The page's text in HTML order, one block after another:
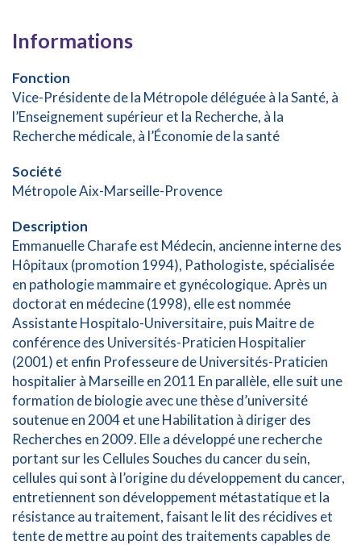
Informations
Fonction
Vice-Présidente de la Métropole déléguée à la Santé, à
l’Enseignement supérieur et la Recherche, à la
Recherche médicale, à l’Économie de la santé
Société
Métropole Aix-Marseille-Provence
Description
Emmanuelle Charafe est Médecin, ancienne interne des
Hôpitaux (promotion 1994), Pathologiste, spécialisée
en pathologie mammaire et gynécologique. Après un
doctorat en médecine (1998), elle est nommée
Assistante Hospitalo-Universitaire, puis Maitre de
conférence des Universités-Praticien Hospitalier
(2001) et enfin Professeure de Universités-Praticien
hospitalier à Marseille en 2011 En parallèle, elle suit une
formation de biologie avec une thèse d’université
soutenue en 2004 et une Habilitation à diriger des
Recherches en 2009. Elle a développé une recherche
portant sur les Cellules Souches du cancer du sein,
cellules qui sont à l’origine du développement du cancer,
entretiennent son développement métastatique et la
résistance au traitement, faisant le lit des récidives et
tente de mettre au point des traitements capables de